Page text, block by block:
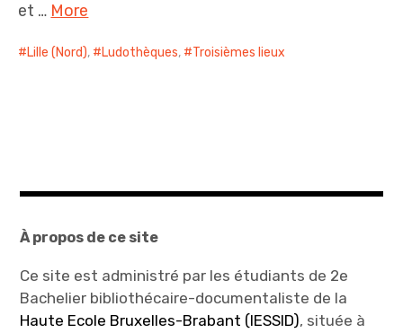
et … More
Lille (Nord), Ludothèques, Troisièmes lieux
À propos de ce site
Ce site est administré par les étudiants de 2e
Bachelier bibliothécaire-documentaliste de la
Haute Ecole Bruxelles-Brabant (IESSID), située à